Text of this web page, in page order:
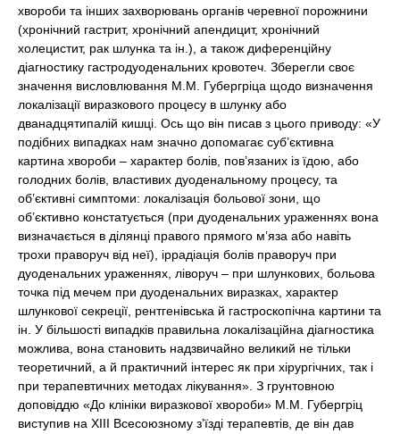
хвороби та інших захворювань органів черевної порожнини
(хронічний гастрит, хронічний апендицит, хронічний
холецистит, рак шлунка та ін.), а також диференційну
діагностику гастродуоденальних кровотеч. Зберегли своє
значення висловлювання М.М. Губергріца щодо визначення
локалізації виразкового процесу в шлунку або
дванадцятипалій кишці. Ось що він писав з цього приводу: «У
подібних випадках нам значно допомагає суб’єктивна
картина хвороби – характер болів, пов’язаних із їдою, або
голодних болів, властивих дуоденальному процесу, та
об’єктивні симптоми: локалізація больової зони, що
об’єктивно констатується (при дуоденальних ураженнях вона
визначається в ділянці правого прямого м’яза або навіть
трохи праворуч від неї), іррадіація болів праворуч при
дуоденальних ураженнях, ліворуч – при шлункових, больова
точка під мечем при дуоденальних виразках, характер
шлункової секреції, рентгенівська й гастроскопічна картини та
ін. У більшості випадків правильна локалізаційна діагностика
можлива, вона становить надзвичайно великий не тільки
теоретичний, а й практичний інтерес як при хірургічних, так і
при терапевтичних методах лікування». З грунтовною
доповіддю «До клініки виразкової хвороби» М.М. Губергріц
виступив на XIII Всесоюзному з’їзді терапевтів, де він дав